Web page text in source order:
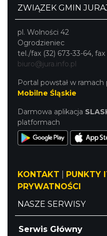
ZWIĄZEK GMIN
pl. Wolności 42
Ogrodzieniec
tel./fax (32) 673-33-64,
biuro@jura.info.pl
Portal powstał w
Mobilne Śląskie
Darmowa aplikacja
platformach
KONTAKT PUNKTY
PRYWATNOŚCI
NASZE SERWISY
Serwis Główny